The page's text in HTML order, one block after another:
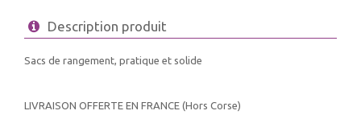
Description produit
Sacs de rangement, pratique et solide
LIVRAISON OFFERTE EN FRANCE (Hors Corse)